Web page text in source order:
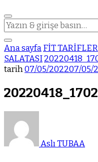
Bir
şey
mi
arıyorsunuz?
Ana sayfaFİT TARİFLER
SALATASI
tarih07/05/202207/05/
Aslı TUBAA